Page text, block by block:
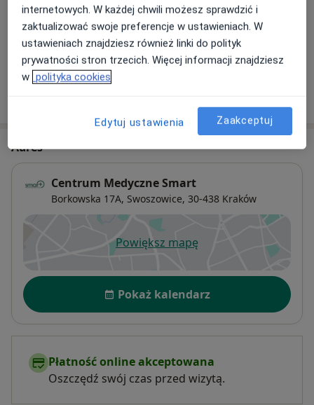
USG tarczycy
200 zł Szczegóły
Adres
Centrum Medyczne Smart
Borkowska 17A, Swoszowice, 30-438 Kraków
Powiększ mapęotwiera się w nowej karcie
Dostępność
Pokaż kalendarz
Płatność online akceptowana
Oszczędź swój czas przed wizytą.
internetowych. W każdej chwili możesz sprawdzić i
zaktualizować swoje preferencje w ustawieniach. W
ustawieniach znajdziesz również linki do polityk
prywatności stron trzecich. Więcej informacji znajdziesz
w polityka cookies
Edytuj ustawienia Zaakceptuj